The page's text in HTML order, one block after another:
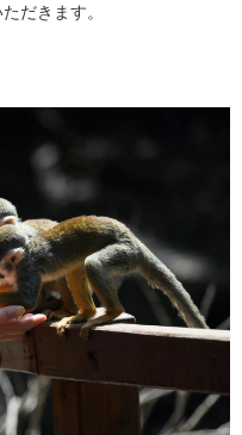
だきます。